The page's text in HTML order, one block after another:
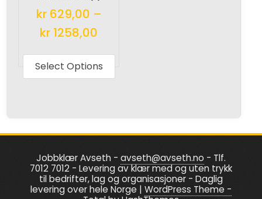
kr629,00 –
kr 1258,00
Select Options
has
may
be
chosen
Jobbklær Avseth - avseth@avseth.no - Tlf.
7012 7012 - Levering av klær med og uten trykk
til bedrifter, lag og organisasjoner - Daglig
levering over hele Norge | WordPress Theme -